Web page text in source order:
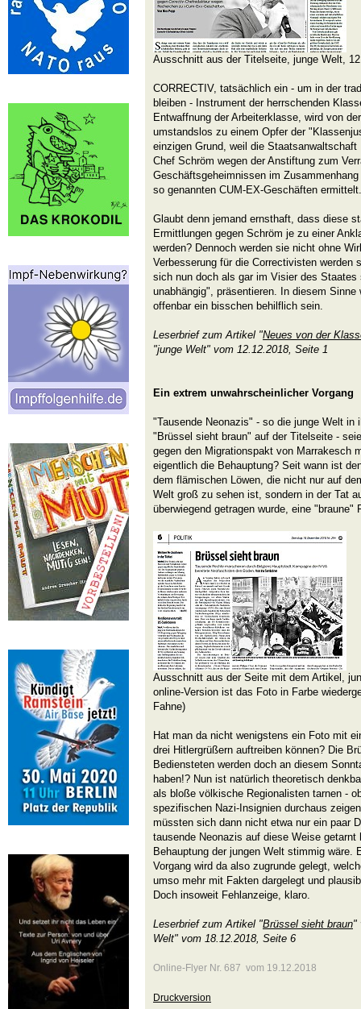
Ausschnitt aus der Titelseite, junge Welt,
CORRECTIV, tatsächlich ein - um in der
bleiben - Instrument der herrschenden
Entwaffnung der Arbeiterklasse, wird von
umstandslos zu einem Opfer der
einzigen Grund, weil die Staatsanwaltschaft
Chef Schröm wegen der Anstiftung zum
Geschäftsgeheimnissen im
so genannten CUM-EX-Geschäften ermittelt.
Glaubt denn jemand ernsthaft, dass diese
Ermittlungen gegen Schröm je zu einer
werden? Dennoch werden sie nicht ohne
Verbesserung für die Correctivisten werden
sich nun doch als gar im Visier des
unabhängig", präsentieren. In diesem
offenbar ein bisschen behilflich sein.
Leserbrief zum Artikel "Neues von der
"junge Welt" vom 12.12.2018, Seite 1
Ein extrem unwahrscheinlicher Vorgang
"Tausende Neonazis" - so die junge Welt in
"Brüssel sieht braun" auf der Titelseite -
gegen den Migrationspakt von Marrakesch
eigentlich die Behauptung? Seit wann ist
dem flämischen Löwen, die nicht nur auf
Welt groß zu sehen ist, sondern in der Tat
überwiegend getragen wurde, eine "braune"
Ausschnitt aus der Seite mit dem Artikel,
online-Version ist das Foto in Farbe
Fahne)
Hat man da nicht wenigstens ein Foto mit
drei Hitlergrüßern auftreiben können? Die
Bediensteten werden doch an diesem
haben!? Nun ist natürlich theoretisch
als bloße völkische Regionalisten tarnen -
spezifischen Nazi-Insignien durchaus
müssten sich dann nicht etwa nur ein paar
tausende Neonazis auf diese Weise getarnt
Behauptung der jungen Welt stimmig wäre.
Vorgang wird da also zugrunde gelegt,
umso mehr mit Fakten dargelegt und
Doch insoweit Fehlanzeige, klaro.
Leserbrief zum Artikel "Brüssel sieht braun"
Welt" vom 18.12.2018, Seite 6
Online-Flyer Nr. 687 vom 19.12.2018
Druckversion